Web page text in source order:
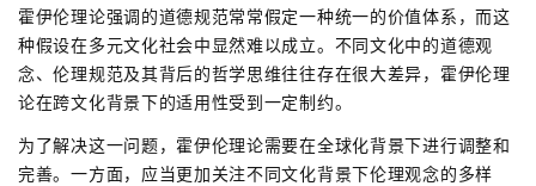
霍伊伦理论强调的道德规范常常假定一种统一的价值体系，而这
种假设在多元文化社会中显然难以成立。不同文化中的道德观
念、伦理规范及其背后的哲学思维往往存在很大差异，霍伊伦理
论在跨文化背景下的适用性受到一定制约。
为了解决这一问题，霍伊伦理论需要在全球化背景下进行调整和
完善。一方面，应当更加关注不同文化背景下伦理观念的多样